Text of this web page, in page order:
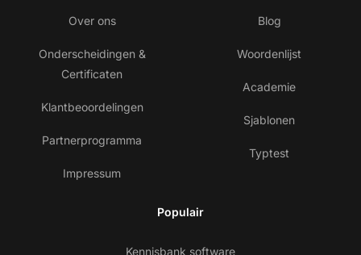
Over ons
Onderscheidingen &
Certificaten
Klantbeoordelingen
Partnerprogramma
Impressum
Blog
Woordenlijst
Academie
Sjablonen
Typtest
Populair
Kennisbank software